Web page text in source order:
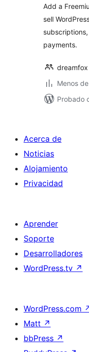
Add a
sell
payments.
dreamfox
Menos
Probado
Acerca de
Noticias
Alojamiento
Privacidad
Aprender
Soporte
Desarrolladores
WordPress.tv ↗
WordPress.com
Matt ↗
bbPress ↗